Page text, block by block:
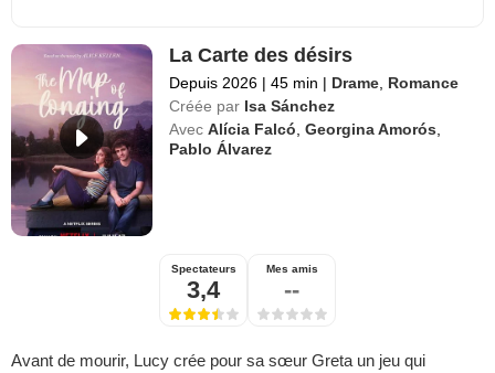
La Carte des désirs
Depuis 2026 | 45 min | Drame, Romance
Créée par Isa Sánchez
Avec Alícia Falcó,Georgina Amorós,
Pablo Álvarez
Spectateurs
3,4
Mes amis
--
Avant de mourir, Lucy crée pour sa sœur Greta un jeu qui